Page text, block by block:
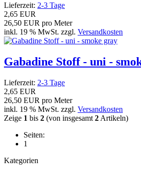
Lieferzeit: 2-3 Tage
2,65 EUR
26,50 EUR pro Meter
inkl. 19 % MwSt. zzgl. Versandkosten
Gabadine Stoff - uni -
Lieferzeit: 2-3 Tage
2,65 EUR
26,50 EUR pro Meter
inkl. 19 % MwSt. zzgl. Versandkosten
Zeige 1 bis 2 (von insgesamt 2 Artikeln)
Seiten:
1
Kategorien